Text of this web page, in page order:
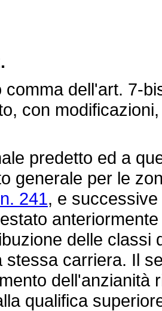
dell'art. 7-
con
predetto ed a
generale per le
241, e
delle
stessa carriera. Il
dell'anzianità
qualifica